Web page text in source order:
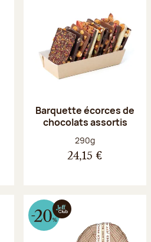
Barquette écorces de
chocolats assortis
Poids net :
290g
24,15 €